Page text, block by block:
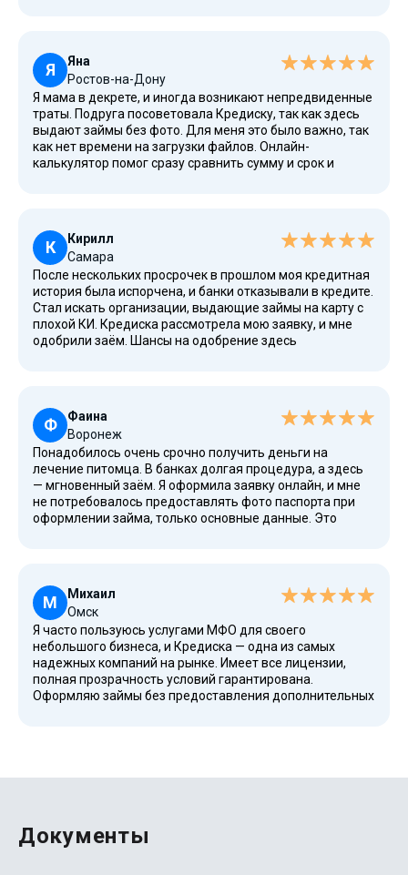
получил деньги на карту. Рекомендую всем для
развития бизнеса.
Я
Яна
Ростов-на-Дону
Я мама в декрете, и иногда возникают непредвиденные
траты. Подруга посоветовала Кредиску, так как здесь
выдают займы без фото. Для меня это было важно, так
как нет времени на загрузки файлов. Онлайн-
калькулятор помог сразу сравнить сумму и срок и
несколько минут, не отходя от ребенка.
К
Кирилл
Самара
После нескольких просрочек в прошлом моя кредитная
история была испорчена, и банки отказывали в кредите.
Стал искать организации, выдающие займы на карту с
плохой КИ. Кредиска рассмотрела мою заявку, и мне
одобрили заём. Шансы на одобрение здесь
повторно обращаться на лучших условиях.
Ф
Фаина
Воронеж
Понадобилось очень срочно получить деньги на
лечение питомца. В банках долгая процедура, а здесь
— мгновенный заём. Я оформила заявку онлайн, и мне
не потребовалось предоставлять фото паспорта при
оформлении займа, только основные данные. Это
жизненных ситуациях такой сервис — настоящая
находка.
М
Михаил
Омск
Я часто пользуюсь услугами МФО для своего
небольшого бизнеса, и Кредиска — одна из самых
надежных компаний на рынке. Имеет все лицензии,
полная прозрачность условий гарантирована.
Оформляю займы без предоставления дополнительных
Рекомендую, выбирайте эту компанию.
Документы